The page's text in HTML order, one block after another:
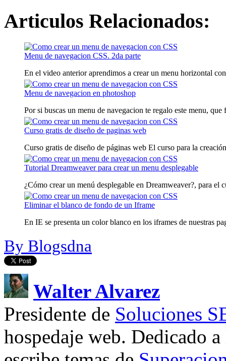
Articulos Relacionados:
Menu de navegacion CSS. 2da parte
En el video anterior aprendimos a crear un menu horizontal
Menu de navegacion en photoshop
Por si buscas un menu de navegacion te regalo este menu,
Curso gratis de diseño de paginas web
Curso gratis de diseño de páginas web El curso para la
Tutorial Dreamweaver para crear un menu desplegable
¿Cómo crear un menú desplegable en Dreamweaver?, para el
Eliminar el blanco de fondo de un Iframe
En IE se presenta un color blanco en los iframes de nuestras
By Blogsdna
Walter Alvarez
Presidente de Soluciones
hospedaje web. Dedicado